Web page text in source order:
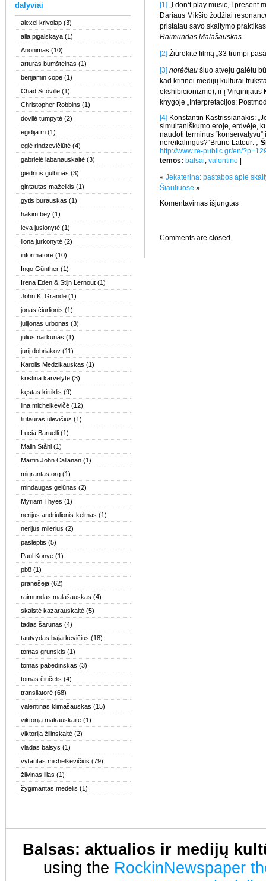
dalyviai
alexei krivolap (3)
alla pigalskaya (1)
Anonimas (10)
arturas bumšteinas (1)
benjamin cope (1)
Chad Scoville (1)
Christopher Robbins (1)
dovilė tumpytė (2)
egidija m (1)
eglė rindzevičiūtė (4)
gabrielė labanauskaitė (3)
giedrius gulbinas (3)
gintautas mažeikis (1)
gytis burauskas (1)
hakim bey (1)
ieva jusionytė (1)
ilona jurkonytė (2)
informatorė (10)
Ingo Günther (1)
Irena Eden & Stijn Lernout (1)
John K. Grande (1)
jonas čiurlionis (1)
julijonas urbonas (3)
julius narkūnas (1)
jurij dobriakov (11)
Karolis Medzikauskas (1)
kristina karvelytė (3)
kęstas kirtiklis (9)
lina michelkevičė (12)
liutauras ulevičius (1)
Lucia Baruelli (1)
Malin Ståhl (1)
Martin John Callanan (1)
migrantas.org (1)
mindaugas gelūnas (2)
Myriam Thyes (1)
nerijus andriulionis-kelmas (1)
nerijus milerius (2)
pasleptis (5)
Paul Konye (1)
pb8 (1)
pranešėja (62)
raimundas malašauskas (4)
skaistė kazarauskaitė (5)
tadas šarūnas (4)
tautvydas bajarkevičius (18)
tomas grunskis (1)
tomas pabedinskas (3)
tomas čiučelis (4)
transliatorė (68)
valentinas klimašauskas (15)
viktorija makauskaitė (1)
viktorija žilinskaitė (2)
vladas balsys (1)
vytautas michelkevičius (79)
žilvinas lilas (1)
žygimantas medelis (1)
[1] „I don‘t play music, I present
Dariaus Mikšio žodžiai
pristatau savo skaitymo
Raimundas Malašauskas.
[2] Žiūrėkite filmą „33 trumpi
[3] norėčiau šiuo atveju galėtų
kad kritinei medijų kultūrai
ekshibicionizmo), ir į Virginijaus
knygoje „Interpretacijos:
[4] Konstantin Kastrissianakis:
simultaniškumo eroje, erdvėje,
naudoti terminus
nereikalingus?“Bruno Latour: „-
http://www.re-public.gr/en/
temos: balsai, valentino
« Jekaterina: pastabos apie
Šiauliuose »
Komentavimas išjungtasįraše
Comments are closed.
Balsas: aktualios ir medijų
using the RockinNewspaper